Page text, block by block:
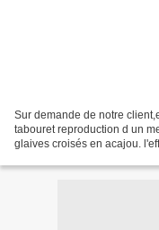
Sur demande de notre
tabouret reproduction d un
glaives croisés en acajou.